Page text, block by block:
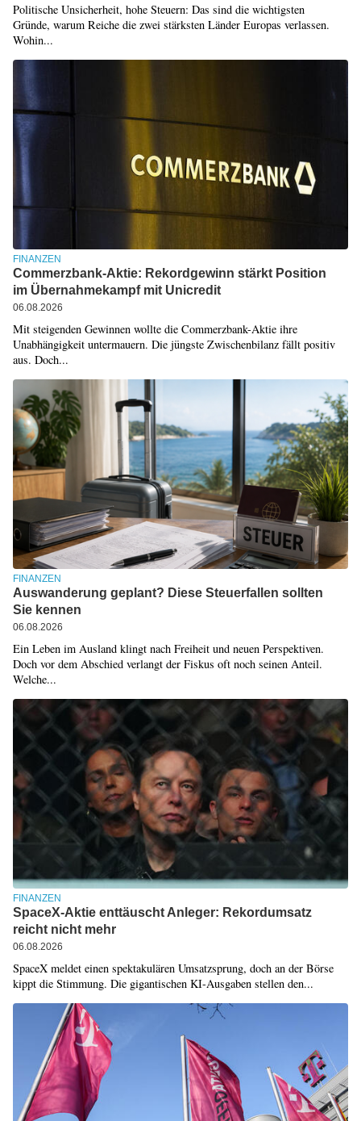
Politische Unsicherheit, hohe Steuern: Das sind die wichtigsten
Gründe, warum Reiche die zwei stärksten Länder Europas verlassen.
Wohin...
FINANZEN
Commerzbank-Aktie: Rekordgewinn stärkt Position
im Übernahmekampf mit Unicredit
06.08.2026
Mit steigenden Gewinnen wollte die Commerzbank-Aktie ihre
Unabhängigkeit untermauern. Die jüngste Zwischenbilanz fällt positiv
aus. Doch...
FINANZEN
Auswanderung geplant? Diese Steuerfallen sollten
Sie kennen
06.08.2026
Ein Leben im Ausland klingt nach Freiheit und neuen Perspektiven.
Doch vor dem Abschied verlangt der Fiskus oft noch seinen Anteil.
Welche...
FINANZEN
SpaceX-Aktie enttäuscht Anleger: Rekordumsatz
reicht nicht mehr
06.08.2026
SpaceX meldet einen spektakulären Umsatzsprung, doch an der Börse
kippt die Stimmung. Die gigantischen KI-Ausgaben stellen den...